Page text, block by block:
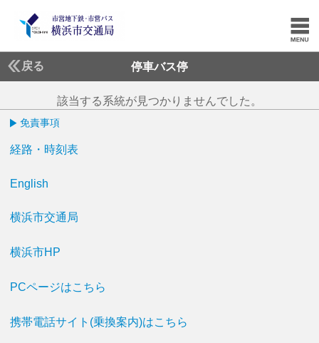
戻る 停車バス停
該当する系統が見つかりませんでした。
免責事項
経路・時刻表
English
横浜市交通局
横浜市HP
PCページはこちら
携帯電話サイト(乗換案内)はこちら